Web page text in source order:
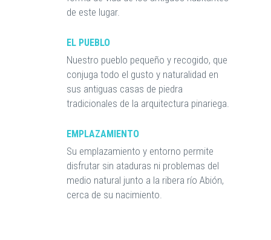
de este lugar.
EL PUEBLO
Nuestro pueblo pequeño y recogido, que
conjuga todo el gusto y naturalidad en
sus antiguas casas de piedra
tradicionales de la arquitectura pinariega.
EMPLAZAMIENTO
Su emplazamiento y entorno permite
disfrutar sin ataduras ni problemas del
medio natural junto a la ribera río Abión,
cerca de su nacimiento.